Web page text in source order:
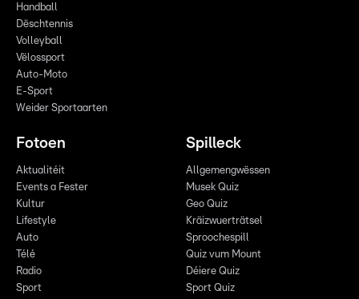
Handball
Dëschtennis
Volleyball
Vëlossport
Auto-Moto
E-Sport
Weider Sportaarten
Fotoen
Aktualitéit
Events a Fester
Kultur
Lifestyle
Auto
Télé
Radio
Sport
Spilleck
Allgemengwëssen
Musek Quiz
Geo Quiz
Kräizwuerträtsel
Sproochespill
Quiz vum Mount
Déiere Quiz
Sport Quiz